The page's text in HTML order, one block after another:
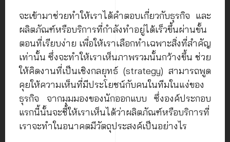
จะเข้ามาช่วยทำให้เราได้คำตอบเกี่ยวกับธุรกิจ และ
ผลิตภัณฑ์หรือบริการที่กำลังทำอยู่ได้เร็วขึ้นผ่านขั้น
ตอนที่เรียบง่าย เพื่อให้เราเลือกทำเฉพาะสิ่งที่สำคัญ
เท่านั้น ซึ่งจะทำให้เราเห็นภาพรวมนั้นกว้างขึ้น ช่วย
ให้คิดงานที่เป็นเชิงกลยุทธ์​ (strategy) สามารถพูด
คุยให้ความเห็นที่มีประโยชน์กับคนในทีมในแง่ของ
ธุรกิจ จากมุมมองของนักออกแบบ ซึ่งองค์ประกอบ
แรกนี้นั้นจะชี้ให้เราเห็นได้ว่าผลิตภัณฑ์หรือบริการที่
เราจะทำในอนาคตมีวัตถุประสงค์เป็นอย่างไร